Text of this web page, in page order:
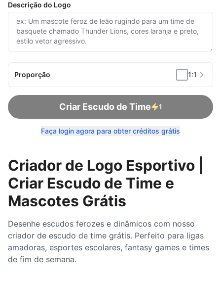
Descrição do Logo
Proporção 1:1
Criar Escudo de Time 1
Faça login agora para obter créditos grátis
Criador de Logo Esportivo |
Criar Escudo de Time e
Mascotes Grátis
Desenhe escudos ferozes e dinâmicos com nosso
criador de escudo de time grátis. Perfeito para ligas
amadoras, esportes escolares, fantasy games e times
de fim de semana.